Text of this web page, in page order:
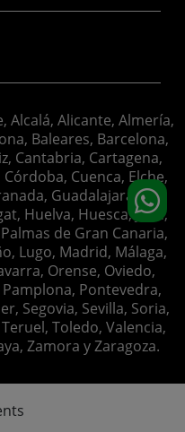
Alcalá, Alicante, Almería,
Baleares, Barcelona,
Cantabria, Cartagena,
Cuenca, Elche,
Guadalajara,
Huelva, Huesca, Jaén,
de Gran Canaria,
Lugo, Madrid, Málaga,
Orense, Oviedo,
Pontevedra,
Segovia, Sevilla, Soria,
Toledo, Valencia,
Zamora y Zaragoza.